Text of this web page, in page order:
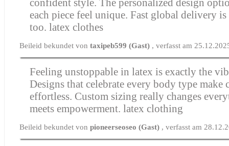
each piece feel unique. Fast global delivery is
too.latex clothes
Beileid bekundet vontaxipeb599 (Gast) , verfasst am
Feeling unstoppable in latex is exactly the
Designs that celebrate every body type make
effortless. Custom sizing really changes
meets empowerment.latex clothing
Beileid bekundet vonpioneerseoseo (Gast) , verfasst am